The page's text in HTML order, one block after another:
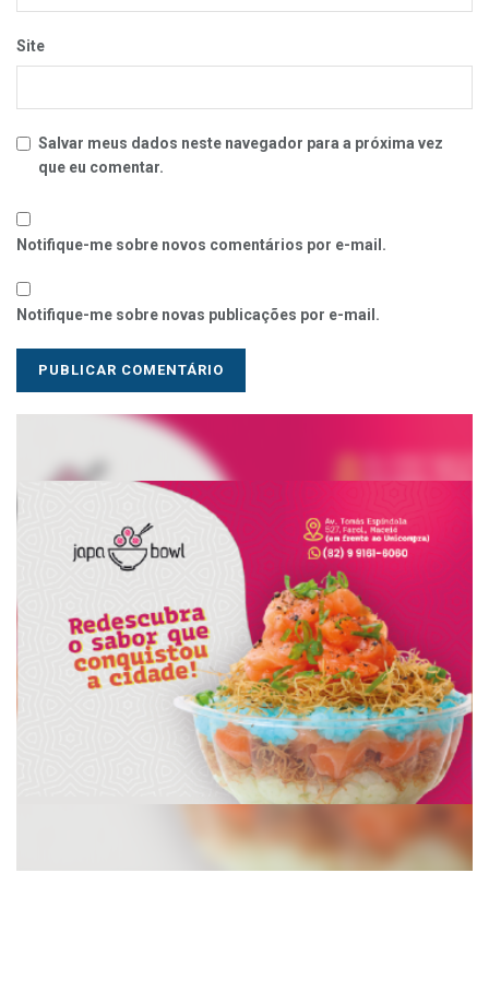
Site
Salvar meus dados neste navegador para a próxima vez
que eu comentar.
Notifique-me sobre novos comentários por e-mail.
Notifique-me sobre novas publicações por e-mail.